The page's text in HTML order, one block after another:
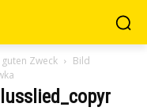
Zweck
Bild